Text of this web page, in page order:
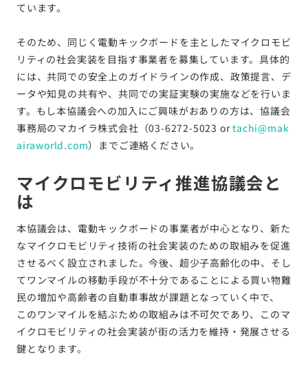
ています。
そのため、同じく電動キックボードを主としたマイクロモビ
リティの社会実装を目指す事業者を募集しています。具体的
には、共同での安全上のガイドラインの作成、政策提言、デ
ータや知見の共有や、共同での実証実験の実施などを行いま
す。もし本協議会への加入にご興味がおありの方は、協議会
事務局のマカイラ株式会社（03-6272-5023 ortachi@mak
airaworld.com）までご連絡ください。
マイクロモビリティ推進協議会と
は
本協議会は、電動キックボードの事業者が中心となり、新た
なマイクロモビリティ技術の社会実装のための取組みを促進
させるべく設立されました。今後、超少子高齢化の中、そし
てワンマイルの移動手段が不十分であることによる買い物難
民の増加や高齢者の自動車事故が課題となっていく中で、
このワンマイルを結ぶための取組みは不可欠であり、このマ
イクロモビリティの社会実装が街の活力を維持・発展させる
鍵となります。